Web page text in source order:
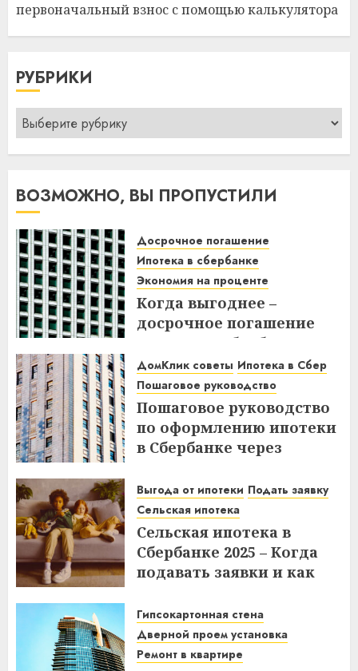
первоначальный взнос с помощью калькулятора
РУБРИКИ
Рубрики
ВОЗМОЖНО, ВЫ ПРОПУСТИЛИ
Досрочное погашение
Ипотека в сбербанке
Экономия на проценте
Когда выгоднее –
досрочное погашение
ипотеки в Сбербанке до
или после дня списания?
Узнайте все нюансы!
18.12.2025
ДомКлик советы Ипотека в Сбер
Пошаговое руководство
Пошаговое руководство
по оформлению ипотеки
в Сбербанке через
советы
08.12.2025
Выгода от ипотеки Подать заявку
Сельская ипотека
Сельская ипотека в
Сбербанке 2025 – Когда
подавать заявки и как
03.12.2025
Гипсокартонная стена
Дверной проем установка
Ремонт в квартире